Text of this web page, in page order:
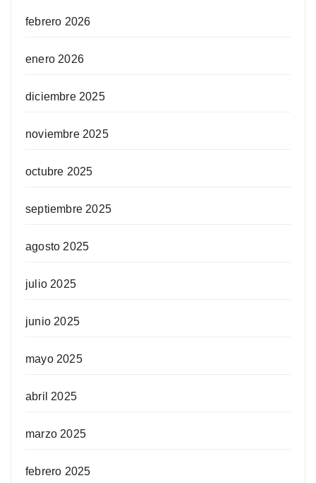
febrero 2026
enero 2026
diciembre 2025
noviembre 2025
octubre 2025
septiembre 2025
agosto 2025
julio 2025
junio 2025
mayo 2025
abril 2025
marzo 2025
febrero 2025